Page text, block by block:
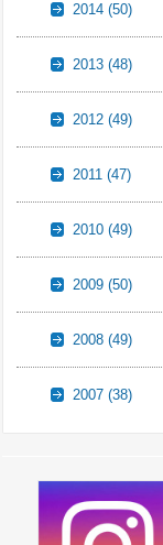
2014(50)
2013(48)
2012(49)
2011(47)
2010(49)
2009(50)
2008(49)
2007(38)